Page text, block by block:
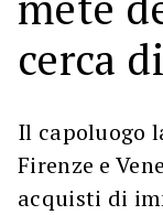
cerca
Il capoluogo
Firenze e
acquisti di